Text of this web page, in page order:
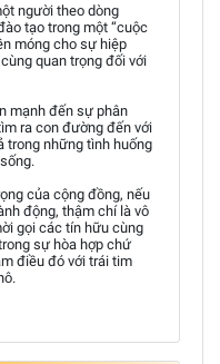
người theo dòng
tạo trong một “cuộc
móng cho sự hiệp
quan trọng đối với
mạnh đến sự phân
ra con đường đến với
trong những tình huống
của cộng đồng, nếu
động, thậm chí là vô
gọi các tín hữu cùng
sự hòa hợp chứ
điều đó với trái tim